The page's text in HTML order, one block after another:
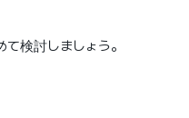
検討しましょう。